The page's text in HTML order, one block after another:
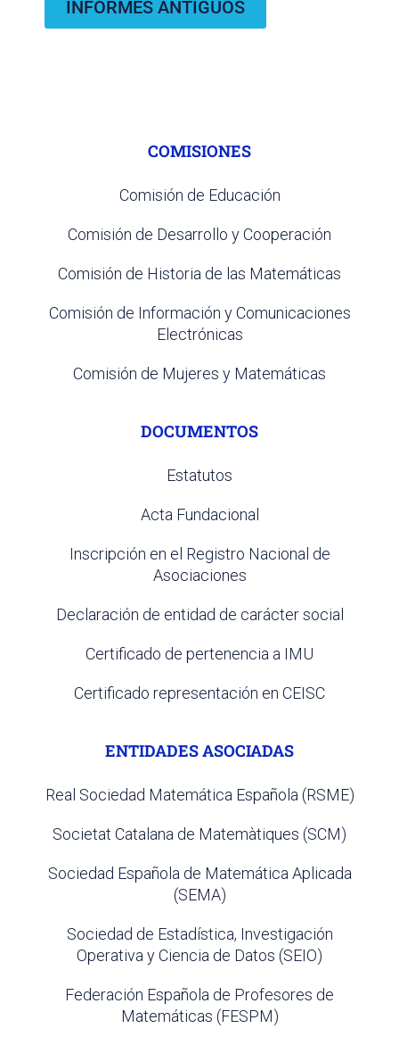
INFORMES ANTIGUOS
COMISIONES
Comisión de Educación
Comisión de Desarrollo y Cooperación
Comisión de Historia de las Matemáticas
Comisión de Información y Comunicaciones
Electrónicas
Comisión de Mujeres y Matemáticas
DOCUMENTOS
Estatutos
Acta Fundacional
Inscripción en el Registro Nacional de
Asociaciones
Declaración de entidad de carácter social
Certificado de pertenencia a IMU
Certificado representación en CEISC
ENTIDADES ASOCIADAS
Real Sociedad Matemática Española (RSME)
Societat Catalana de Matemàtiques (SCM)
Sociedad Española de Matemática Aplicada
(SEMA)
Sociedad de Estadística, Investigación
Operativa y Ciencia de Datos (SEIO)
Federación Española de Profesores de
Matemáticas (FESPM)